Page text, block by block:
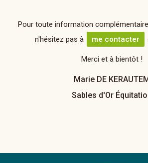
Pour toute information
n'hésitez pas à
me contacter
Merci et à bientôt !
Marie DE
Sables d'Or